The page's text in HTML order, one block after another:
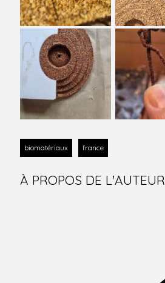
biomatériaux france
À PROPOS DE L'AUTEUR